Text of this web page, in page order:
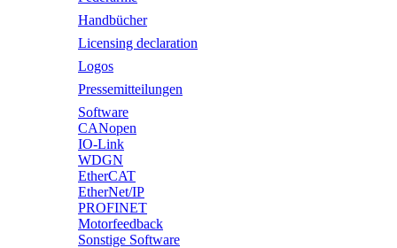
Handbücher
Licensing declaration
Logos
Pressemitteilungen
Software
CANopen
IO-Link
WDGN
EtherCAT
EtherNet/IP
PROFINET
Motorfeedback
Sonstige Software